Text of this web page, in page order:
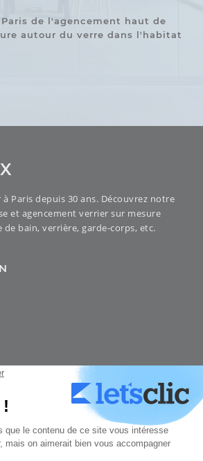
de l'agencement haut de
autour du verre dans l'habitat
Paris depuis 30 ans. Découvrez notre
et agencement verrier sur mesure
de bain, verrière, garde-corps, etc.